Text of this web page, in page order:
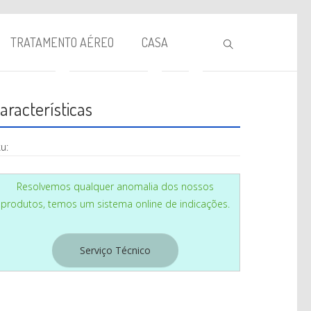
AQUECIMENTO
VENTILAÇÃO
TRATAMENTO AÉREO CASA
Resolvemos qualquer anomalia dos nossos
produtos, temos um sistema online de indicações.
Serviço Técnico